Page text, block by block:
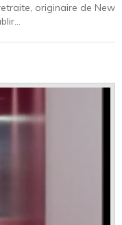
originaire de New